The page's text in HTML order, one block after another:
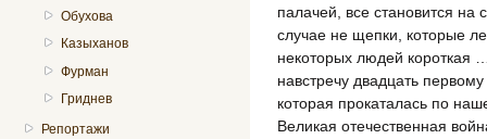
Обухова
Казыханов
Фурман
Гриднев
Репортажи
палачей, все становится
случае не щепки, которые
некоторых людей короткая
навстречу двадцать
которая прокаталась по
Великая отечественная